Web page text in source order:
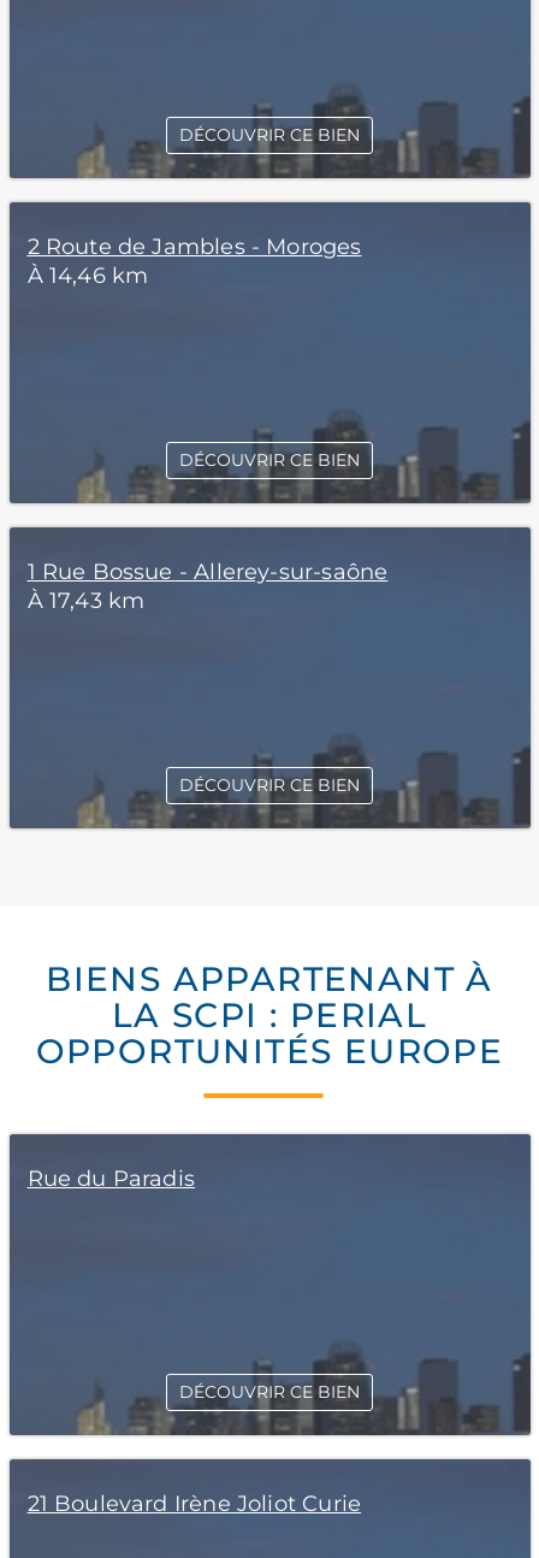
DÉCOUVRIR CE BIEN
2 Route de Jambles - Moroges
À 14,46 km
DÉCOUVRIR CE BIEN
1 Rue Bossue - Allerey-sur-saône
À 17,43 km
DÉCOUVRIR CE BIEN
BIENS APPARTENANT À
LA SCPI : PERIAL
OPPORTUNITÉS EUROPE
Rue du Paradis
DÉCOUVRIR CE BIEN
21 Boulevard Irène Joliot Curie